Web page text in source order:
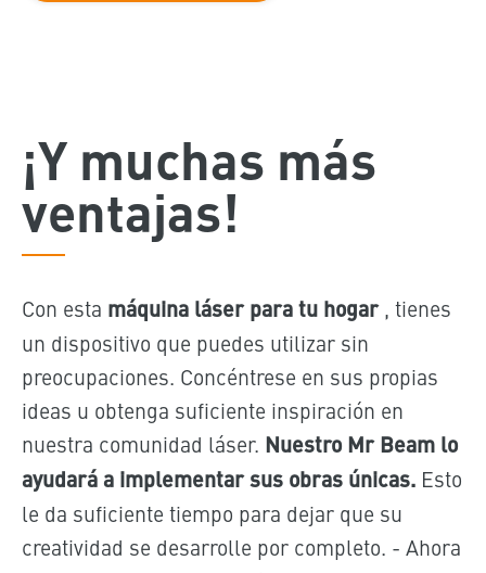
¡Y muchas más
ventajas!
Con esta máquina láser para tu hogar, tienes
un dispositivo que puedes utilizar sin
preocupaciones. Concéntrese en sus propias
ideas u obtenga suficiente inspiración en
nuestra comunidad láser. Nuestro Mr Beam lo
ayudará a implementar sus obras únicas.Esto
le da suficiente tiempo para dejar que su
creatividad se desarrolle por completo. - Ahora